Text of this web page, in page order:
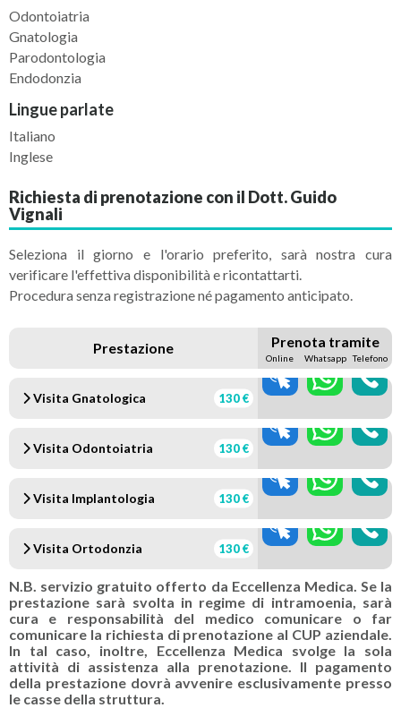
Odontoiatria
Gnatologia
Parodontologia
Endodonzia
Lingue parlate
Italiano
Inglese
Richiesta di prenotazione con il Dott. Guido
Vignali
Seleziona il giorno e l'orario preferito, sarà nostra cura
verificare l'effettiva disponibilità e ricontattarti.
Procedura senza registrazione né pagamento anticipato.
Prestazione Prenota tramite
Online Telefono
Whatsapp
Visita Gnatologica 130 €
Visita Odontoiatria 130 €
Visita Implantologia 130 €
Visita Ortodonzia 130 €
N.B. servizio gratuito offerto da Eccellenza Medica. Se la
prestazione sarà svolta in regime di intramoenia, sarà
cura e responsabilità del medico comunicare o far
comunicare la richiesta di prenotazione al CUP aziendale.
In tal caso, inoltre, Eccellenza Medica svolge la sola
attività di assistenza alla prenotazione. Il pagamento
della prestazione dovrà avvenire esclusivamente presso
le casse della struttura.